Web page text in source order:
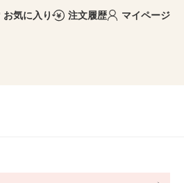
お気に入り 注文履歴 マイページ